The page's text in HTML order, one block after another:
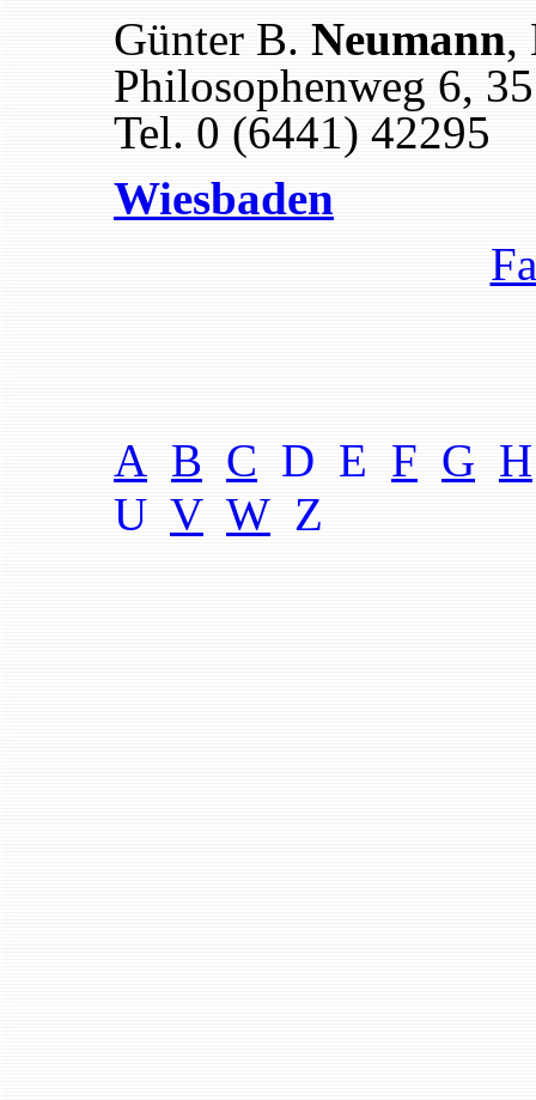
Günter B. Neumann,
Philosophenweg 6,
Tel. 0 (6441) 42295
Wiesbaden
A B C D E F G H
U V W Z